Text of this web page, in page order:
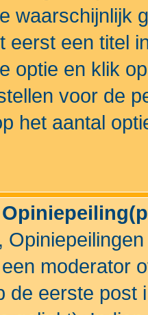
waarschijnlijk
eerst een titel
optie en klik
voor de
het aantal
moderator
de eerste post